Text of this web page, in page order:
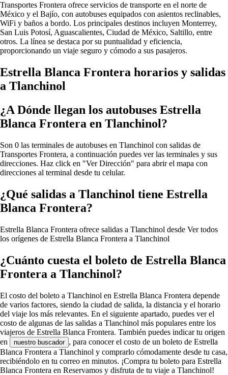
Transportes Frontera ofrece servicios de transporte en el norte de
México y el Bajío, con autobuses equipados con asientos reclinables,
WiFi y baños a bordo. Los principales destinos incluyen Monterrey,
San Luis Potosí, Aguascalientes, Ciudad de México, Saltillo, entre
otros. La línea se destaca por su puntualidad y eficiencia,
proporcionando un viaje seguro y cómodo a sus pasajeros.
Estrella Blanca Frontera horarios y salidas
a Tlanchinol
¿A Dónde llegan los autobuses Estrella
Blanca Frontera en Tlanchinol?
Son 0 las terminales de autobuses en Tlanchinol con salidas de
Transportes Frontera, a continuación puedes ver las terminales y sus
direcciones. Haz click en "Ver Dirección" para abrir el mapa con
direcciones al terminal desde tu celular.
¿Qué salidas a Tlanchinol tiene Estrella
Blanca Frontera?
Estrella Blanca Frontera ofrece salidas a Tlanchinol desde Ver todos
los orígenes de Estrella Blanca Frontera a Tlanchinol
¿Cuánto cuesta el boleto de Estrella Blanca
Frontera a Tlanchinol?
El costo del boleto a Tlanchinol en Estrella Blanca Frontera depende
de varios factores, siendo la ciudad de salida, la distancia y el horario
del viaje los más relevantes. En el siguiente apartado, puedes ver el
costo de algunas de las salidas a Tlanchinol más populares entre los
viajeros de Estrella Blanca Frontera. También puedes indicar tu origen
en
nuestro buscador , para conocer el costo de un boleto de Estrella
Blanca Frontera a Tlanchinol y comprarlo cómodamente desde tu casa,
recibiéndolo en tu correo en minutos. ¡Compra tu boleto para Estrella
Blanca Frontera en Reservamos y disfruta de tu viaje a Tlanchinol!